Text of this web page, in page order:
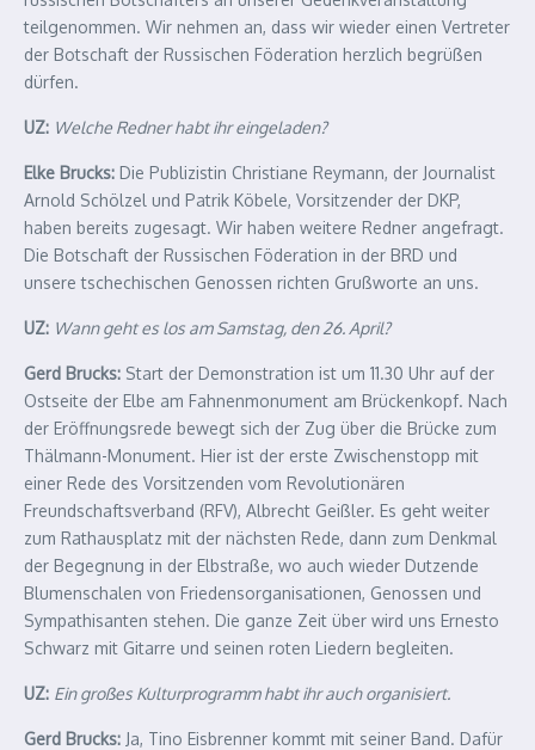
teilgenommen. Wir nehmen an, dass wir wieder einen Vertreter
der Botschaft der Russischen Föderation herzlich begrüßen
dürfen.
UZ: Welche Redner habt ihr eingeladen?
Elke Brucks: Die Publizistin Christiane Reymann, der Journalist
Arnold Schölzel und Patrik Köbele, Vorsitzender der DKP,
haben bereits zugesagt. Wir haben weitere Redner angefragt.
Die Botschaft der Russischen Föderation in der BRD und
unsere tschechischen Genossen richten Grußworte an uns.
UZ: Wann geht es los am Samstag, den 26. April?
Gerd Brucks: Start der Demonstration ist um 11.30 Uhr auf der
Ostseite der Elbe am Fahnenmonument am Brückenkopf. Nach
der Eröffnungsrede bewegt sich der Zug über die Brücke zum
Thälmann-Monument. Hier ist der erste Zwischenstopp mit
einer Rede des Vorsitzenden vom Revolutionären
Freundschaftsverband (RFV), Albrecht Geißler. Es geht weiter
zum Rathausplatz mit der nächsten Rede, dann zum Denkmal
der Begegnung in der Elbstraße, wo auch wieder Dutzende
Blumenschalen von Friedensorganisationen, Genossen und
Sympathisanten stehen. Die ganze Zeit über wird uns Ernesto
Schwarz mit Gitarre und seinen roten Liedern begleiten.
UZ: Ein großes Kulturprogramm habt ihr auch organisiert.
Gerd Brucks: Ja, Tino Eisbrenner kommt mit seiner Band. Dafür